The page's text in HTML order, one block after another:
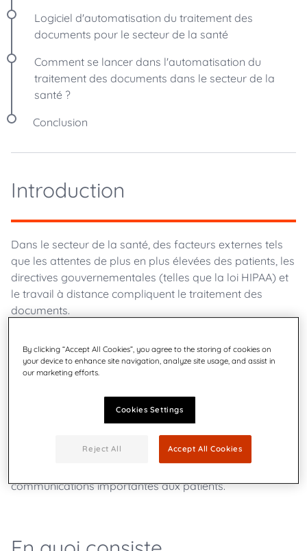
Logiciel d'automatisation du traitement des
documents pour le secteur de la santé
Comment se lancer dans l'automatisation du
traitement des documents dans le secteur de la
santé ?
Conclusion
Introduction
Dans le secteur de la santé, des facteurs externes tels
que les attentes de plus en plus élevées des patients, les
directives gouvernementales (telles que la loi HIPAA) et
le travail à distance compliquent le traitement des
documents.
des processus manuels mobilisant d'importantes
ressources en main-d'œuvre pour envoyer aux patients
déclarations, des formulaires de consentement, des
demandes de divulgation d'informations et des
documents d'assurance. Aujourd'hui plus que jamais, les
établissements de santé ont recours à l'automatisation
communications importantes aux patients.
By clicking “Accept All Cookies”, you agree to the storing of cookies on
your device to enhance site navigation, analyze site usage, and assist in
our marketing efforts.
Cookies Settings
Reject All Accept All Cookies